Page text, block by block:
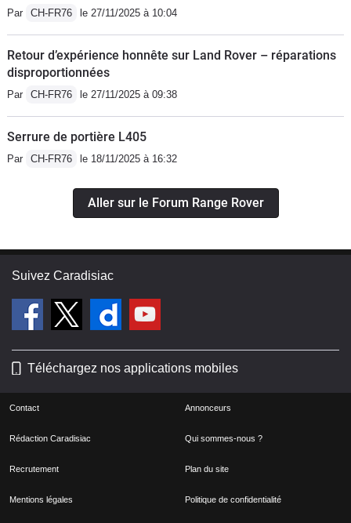
Par CH-FR76 le 27/11/2025 à 10:04
Retour d’expérience honnête sur Land Rover – réparations
disproportionnées
Par CH-FR76 le 27/11/2025 à 09:38
Serrure de portière L405
Par CH-FR76 le 18/11/2025 à 16:32
Aller sur le Forum Range Rover
Suivez Caradisiac
Téléchargez nos applications mobiles
Contact Annonceurs
Rédaction Caradisiac Qui sommes-nous ?
Recrutement Plan du site
Mentions légales Politique de confidentialité